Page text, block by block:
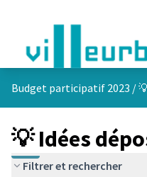
Budget participatif 2023 /
💡 Idées
Filtrer et rechercher